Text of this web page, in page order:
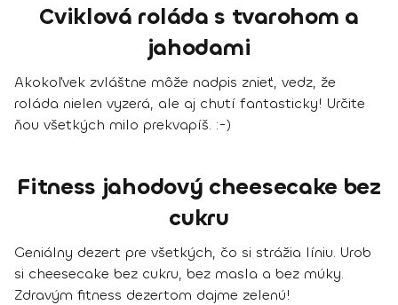
Cviklová roláda s tvarohom a
jahodami
Akokoľvek zvláštne môže nadpis znieť, vedz, že
roláda nielen vyzerá, ale aj chutí fantasticky! Určite
ňou všetkých milo prekvapíš. :-)
Fitness jahodový cheesecake bez
cukru
Geniálny dezert pre všetkých, čo si strážia líniu. Urob
si cheesecake bez cukru, bez masla a bez múky.
Zdravým fitness dezertom dajme zelenú!